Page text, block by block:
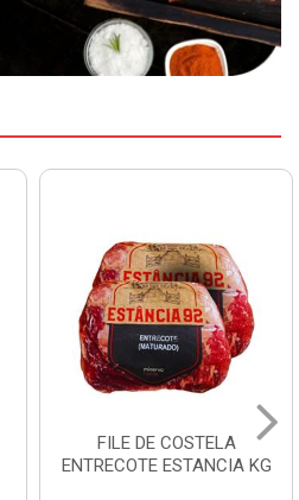
FILE DE COSTELA
ENTRECOTE ESTANCIA KG